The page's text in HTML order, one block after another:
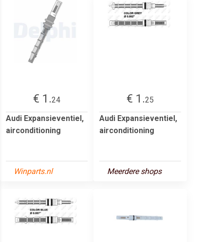
€ 1.24
Audi Expansieventiel,
airconditioning
Winparts.nl
€ 1.25
Audi Expansieventiel,
airconditioning
Meerdere shops